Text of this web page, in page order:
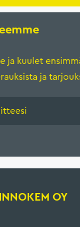
ja kuulet
ja
INNOKEM OY